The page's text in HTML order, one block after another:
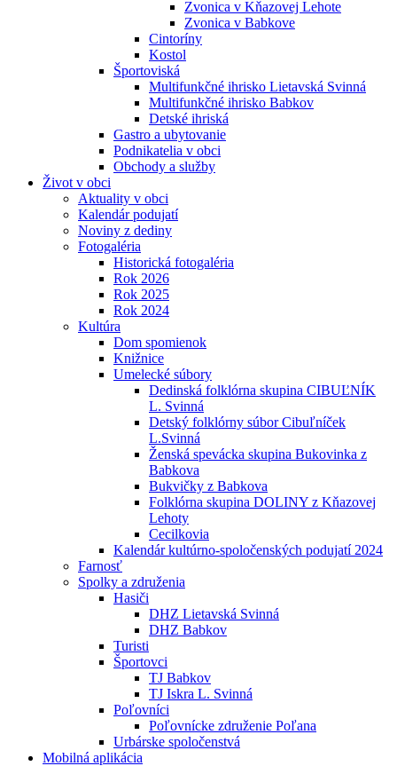
Zvonica v Kňazovej Lehote
Zvonica v Babkove
Cintoríny
Kostol
Športoviská
Multifunkčné ihrisko Lietavská Svinná
Multifunkčné ihrisko Babkov
Detské ihriská
Gastro a ubytovanie
Podnikatelia v obci
Obchody a služby
Život v obci
Aktuality v obci
Kalendár podujatí
Noviny z dediny
Fotogaléria
Historická fotogaléria
Rok 2026
Rok 2025
Rok 2024
Kultúra
Dom spomienok
Knižnice
Umelecké súbory
Dedinská folklórna skupina CIBUĽNÍK
L. Svinná
Detský folklórny súbor Cibuľníček
L.Svinná
Ženská spevácka skupina Bukovinka z
Babkova
Bukvičky z Babkova
Folklórna skupina DOLINY z Kňazovej
Lehoty
Cecilkovia
Kalendár kultúrno-spoločenských podujatí 2024
Farnosť
Spolky a združenia
Hasiči
DHZ Lietavská Svinná
DHZ Babkov
Turisti
Športovci
TJ Babkov
TJ Iskra L. Svinná
Poľovníci
Poľovnícke združenie Poľana
Urbárske spoločenstvá
Mobilná aplikácia